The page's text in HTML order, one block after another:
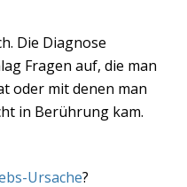
Die Diagnose
Fragen auf, die man
oder mit denen man
in Berührung kam.
Ursache?